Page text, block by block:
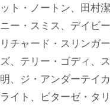
ト・ノートン、田村潔
ー・スミス、デイビ
チャード・スリンガ
、テリー・ゴディ、
、ジ・アンダーテイ
イト、ビターゼ・タ